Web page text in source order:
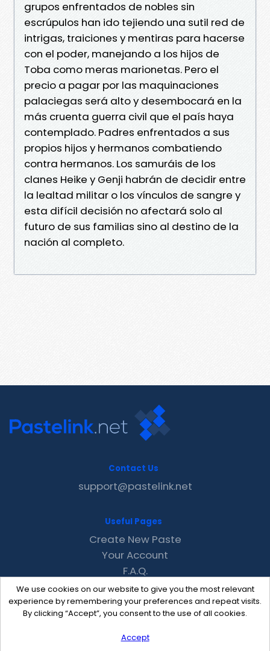
grupos enfrentados de nobles sin
escrúpulos han ido tejiendo una sutil red de
intrigas, traiciones y mentiras para hacerse
con el poder, manejando a los hijos de
Toba como meras marionetas. Pero el
precio a pagar por las maquinaciones
palaciegas será alto y desembocará en la
más cruenta guerra civil que el país haya
contemplado. Padres enfrentados a sus
propios hijos y hermanos combatiendo
contra hermanos. Los samuráis de los
clanes Heike y Genji habrán de decidir entre
la lealtad militar o los vínculos de sangre y
esta difícil decisión no afectará solo al
futuro de sus familias sino al destino de la
nación al completo.
We use cookies on our website to give you the most relevant
experience by remembering your preferences and repeat visits.
By clicking “Accept”, you consent to the use of all cookies.
Accept
Contact Us
support@pastelink.net
Useful Pages
Create New Paste
Your Account
F.A.Q.
Recent
Contact